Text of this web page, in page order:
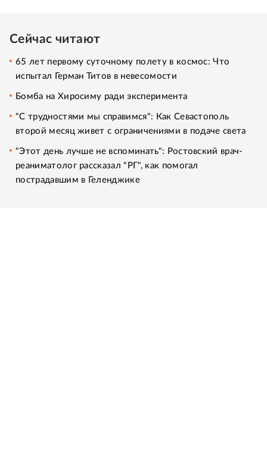
Сейчас читают
65 лет первому суточному полету в космос: Что
испытал Герман Титов в невесомости
Бомба на Хиросиму ради эксперимента
"С трудностями мы справимся": Как Севастополь
второй месяц живет с ограничениями в подаче света
"Этот день лучше не вспоминать": Ростовский врач-
реаниматолог рассказал "РГ", как помогал
пострадавшим в Геленджике